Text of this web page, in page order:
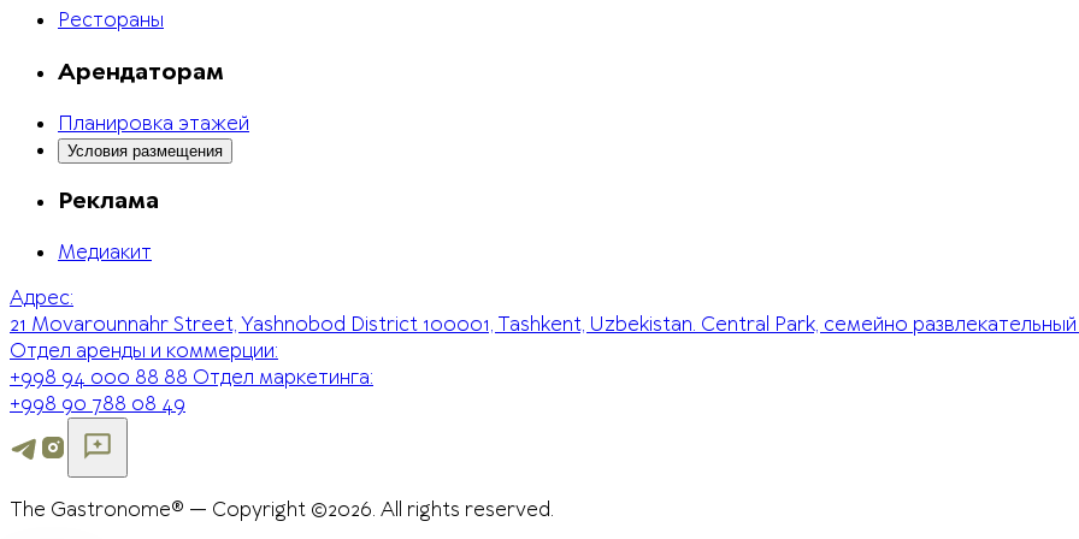
Рестораны
Арендаторам
Планировка этажей
Условия размещения
Реклама
Медиакит
Адрес:
21 Movarounnahr Street, Yashnobod District 100001, Tashkent, Uzbekistan. Central Park, семейно
Отдел аренды и коммерции:
+998 94 000 88 88 Отдел маркетинга:
+998 90 788 08 49
The Gastronome® — Copyright ©2026. All rights reserved.